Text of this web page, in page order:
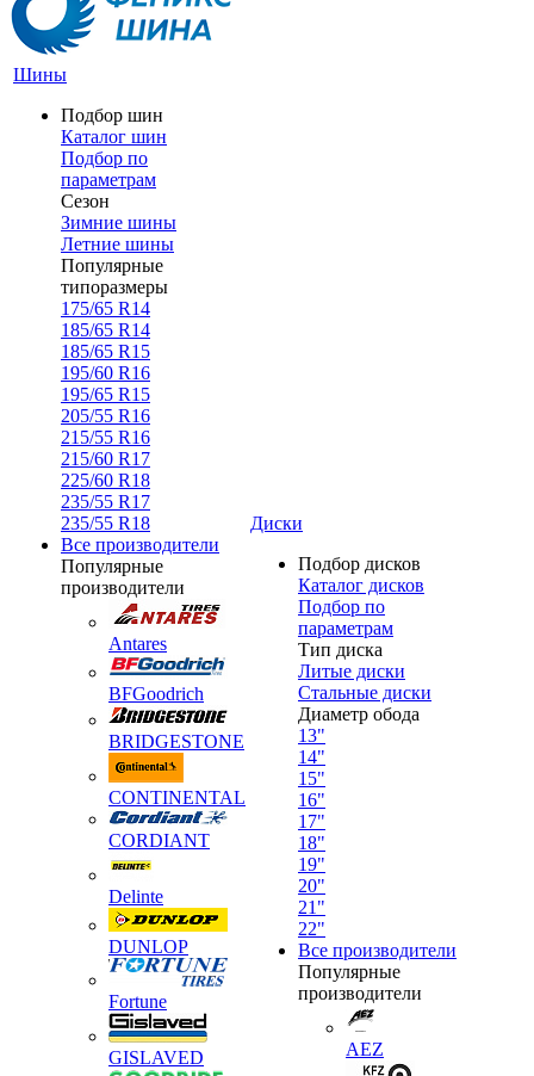
Шины
Подбор шин
Каталог шин
Подбор по
параметрам
Сезон
Зимние шины
Летние шины
Популярные
типоразмеры
175/65 R14
185/65 R14
185/65 R15
195/60 R16
195/65 R15
205/55 R16
215/55 R16
215/60 R17
225/60 R18
235/55 R17
235/55 R18
Все производители
Популярные
производители
Antares
BFGoodrich
BRIDGESTONE
CONTINENTAL
CORDIANT
Delinte
DUNLOP
Fortune
GISLAVED
Диски
Подбор дисков
Каталог дисков
Подбор по
параметрам
Тип диска
Литые диски
Стальные диски
Диаметр обода
13"
14"
15"
16"
17"
18"
19"
20"
21"
22"
Все производители
Популярные
производители
AEZ